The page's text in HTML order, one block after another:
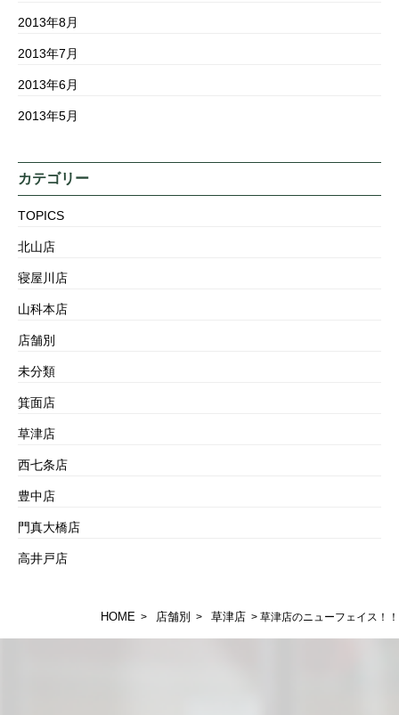
2013年8月
2013年7月
2013年6月
2013年5月
カテゴリー
TOPICS
北山店
寝屋川店
山科本店
店舗別
未分類
箕面店
草津店
西七条店
豊中店
門真大橋店
高井戸店
HOME > 店舗別 > 草津店 > 草津店のニューフェイス！！